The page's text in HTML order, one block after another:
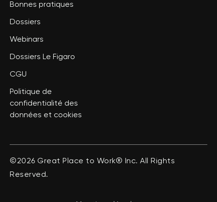
Bonnes pratiques
Dossiers
Webinars
Dossiers Le Figaro
CGU
Politique de
confidentialité des
données et cookies
©2026 Great Place to Work® Inc. All Rights
Reserved.